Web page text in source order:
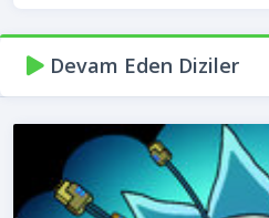
Devam Eden Diziler